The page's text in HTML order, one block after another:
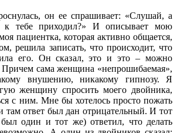
он ее спрашивает: «Слушай, а
тебе приходил?» И описывает мою
пациентка, которая активно общается,
решила записать, что происходит, что
его. Он сказал, это и это – можно
Причем сама женщина «непрошибаемая»,
внушению, никакому гипнозу. Я
женщину спросить моего двойника,
с ним. Мне бы хотелось просто пожать
там ответ был дан отрицательный. И тот
один и тот же) ответил, что делать